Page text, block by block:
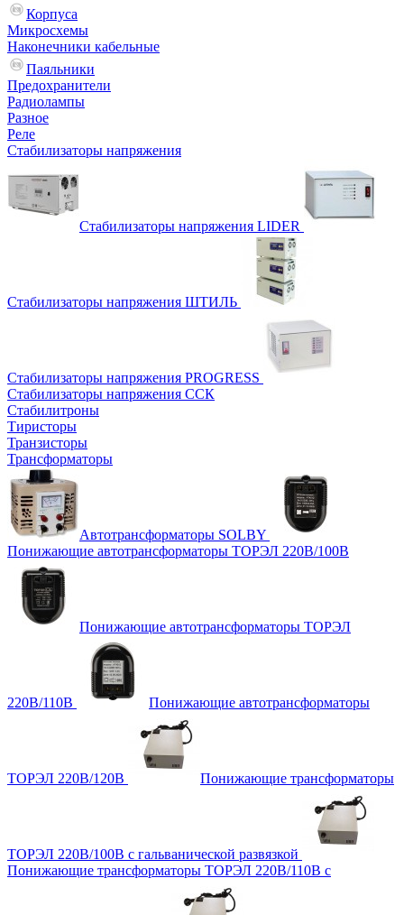
Корпуса
Микросхемы
Наконечники кабельные
Паяльники
Предохранители
Радиолампы
Разное
Реле
Стабилизаторы напряжения
Стабилизаторы напряжения LIDER
Стабилизаторы напряжения ШТИЛЬ
Стабилизаторы напряжения PROGRESS
Стабилизаторы напряжения ССК
Стабилитроны
Тиристоры
Транзисторы
Трансформаторы
Автотрансформаторы SOLBY
Понижающие автотрансформаторы ТОРЭЛ 220В/100В
Понижающие автотрансформаторы ТОРЭЛ
220В/110В Понижающие автотрансформаторы
ТОРЭЛ 220В/120В Понижающие трансформаторы
ТОРЭЛ 220В/100В с гальванической развязкой
Понижающие трансформаторы ТОРЭЛ 220В/110В с